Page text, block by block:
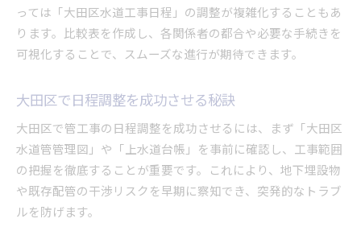
っては「大田区水道工事日程」の調整が複雑化することもあ
ります。比較表を作成し、各関係者の都合や必要な手続きを
可視化することで、スムーズな進行が期待できます。
大田区で日程調整を成功させる秘訣
大田区で管工事の日程調整を成功させるには、まず「大田区
水道管管理図」や「上水道台帳」を事前に確認し、工事範囲
の把握を徹底することが重要です。これにより、地下埋設物
や既存配管の干渉リスクを早期に察知でき、突発的なトラブ
ルを防げます。